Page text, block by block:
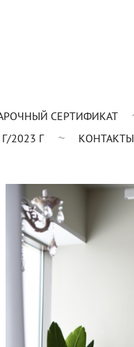
СЕРТИФИКАТ
2023 Г КОНТАКТЫ